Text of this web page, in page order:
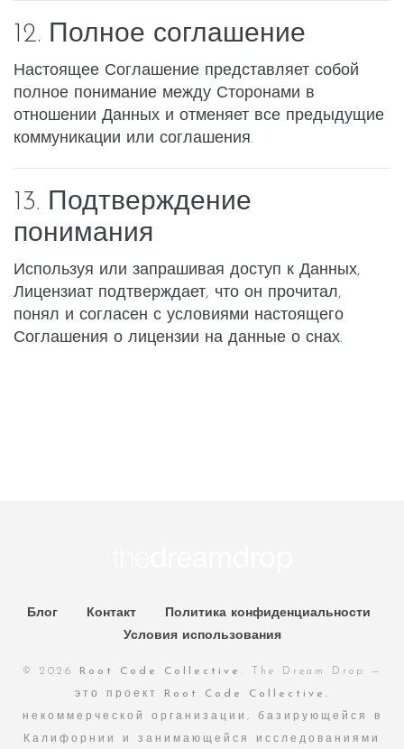
12. Полное соглашение
Настоящее Соглашение представляет собой
полное понимание между Сторонами в
отношении Данных и отменяет все предыдущие
коммуникации или соглашения.
13. Подтверждение
понимания
Используя или запрашивая доступ к Данных,
Лицензиат подтверждает, что он прочитал,
понял и согласен с условиями настоящего
Соглашения о лицензии на данные о снах.
Блог Контакт
Политика конфиденциальности
Условия использования
© 2026 Root Code Collective . The Dream Drop —
это проект Root Code Collective ,
некоммерческой организации, базирующейся в
Калифорнии и занимающейся исследованиями